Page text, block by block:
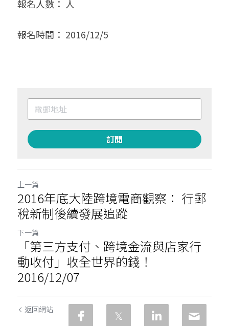
報名人數： 人
報名時間： 2016/12/5
訂閱
上一篇
2016年底大陸跨境電商觀察： 行郵
稅新制後續發展追蹤
下一篇
「第三方支付、跨境金流與店家行
動收付」收全世界的錢！
2016/12/07
返回網站